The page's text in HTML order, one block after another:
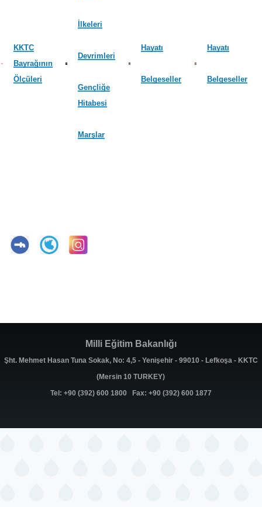
KKTC
Bayrağının
Ölçüleri
İlkeleri
Devrimleri
Gençliğe
Hitabesi
Marşlar
Hayatı
Belgeseller
Hayatı
Belgeseller
Milli Eğitim Bakanlığı
Şht. Mehmet Hasan Tuna Sokak, No: 4,5 - Yenişehir - 99010 - Lefkoşa - KKTC
(Mersin 10 TURKEY)
Tel: +90 (392) 600 1800 Fax: +90 (392) 600 1877